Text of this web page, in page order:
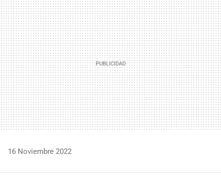
MAIL
16 Noviembre 2022